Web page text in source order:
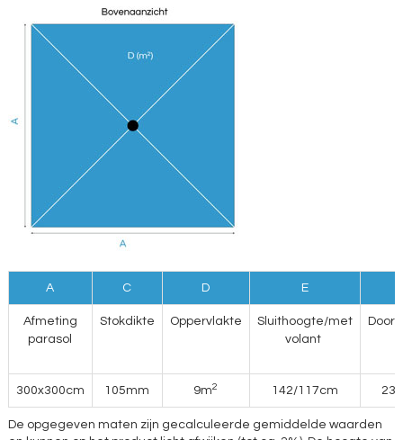
A C D E
Afmeting
parasol
Stokdikte Oppervlakte
Sluithoogte/met
volant
300x300cm 105mm 9m2 142/117cm
De opgegeven maten zijn gecalculeerde gemiddelde waarden